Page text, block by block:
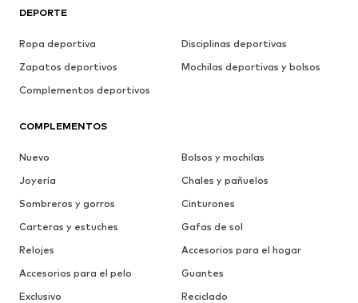
DEPORTE
Ropa deportiva
Disciplinas deportivas
Zapatos deportivos
Mochilas deportivas y bolsos
Complementos deportivos
COMPLEMENTOS
Nuevo
Bolsos y mochilas
Joyería
Chales y pañuelos
Sombreros y gorros
Cinturones
Carteras y estuches
Gafas de sol
Relojes
Accesorios para el hogar
Accesorios para el pelo
Guantes
Exclusivo
Reciclado